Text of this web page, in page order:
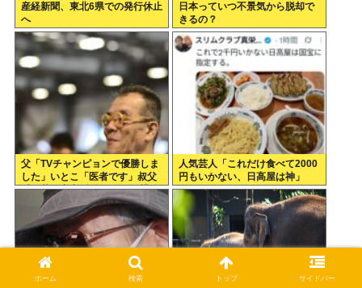
産経新聞、東北6県での発行休止
へ
日本っていつ不景気から脱却で
きるの？
父「TVチャンピョンで優勝しま
した」いとこ「医者です」叔父
「三菱の宇宙/防衛開発の結構偉
い人です」
人気芸人「これだけ食べて2000
円もいかない、日高屋は神」
ホーム 検索 トップ サイドバー